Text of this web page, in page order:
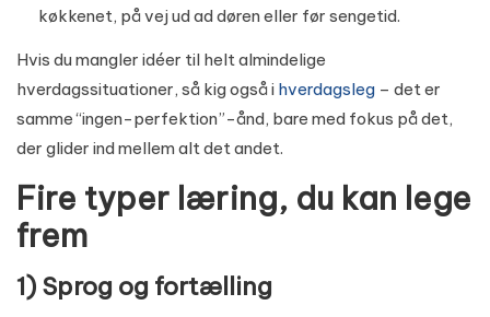
køkkenet, på vej ud ad døren eller før sengetid.
Hvis du mangler idéer til helt almindelige
hverdagssituationer, så kig også i hverdagsleg – det er
samme “ingen-perfektion”-ånd, bare med fokus på det,
der glider ind mellem alt det andet.
Fire typer læring, du kan lege
frem
1) Sprog og fortælling